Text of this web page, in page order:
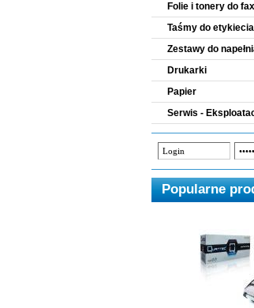
Folie i tonery do
Taśmy do
Zestawy do
Drukarki
Papier
Serwis -
Popularne